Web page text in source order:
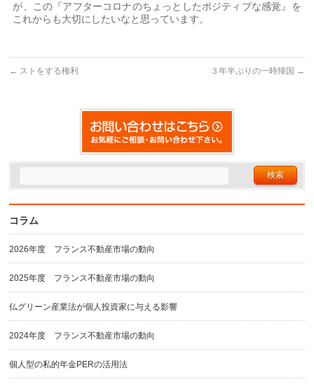
が、この『アフターコロナのちょっとしたポジティブな感覚』を
これからも大切にしたいなと思っています。
← ストをする権利 ３年半ぶりの一時帰国 →
コラム
2026年度 フランス不動産市場の動向
2025年度 フランス不動産市場の動向
仏グリーン産業法が個人投資家に与える影響
2024年度 フランス不動産市場の動向
個人型の私的年金PERの活用法